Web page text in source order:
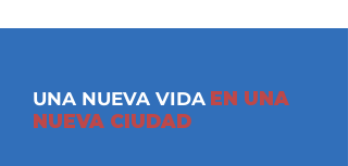
UNA NUEVA VIDA EN UNA
NUEVA CIUDAD